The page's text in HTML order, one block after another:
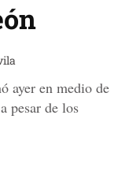
ayer en medio de
pesar de los